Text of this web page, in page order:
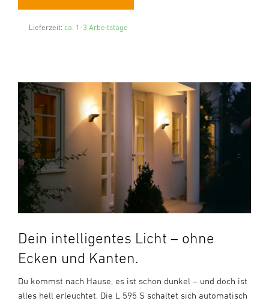
Lieferzeit: ca. 1-3 Arbeitstage
Dein intelligentes Licht – ohne
Ecken und Kanten.
Du kommst nach Hause, es ist schon dunkel – und doch ist
alles hell erleuchtet. Die L 595 S schaltet sich automatisch